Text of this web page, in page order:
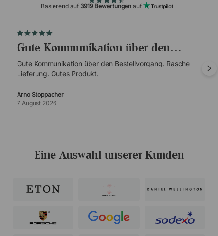
Basierend auf 3919 Bewertungen auf
Gute Kommunikation über den…
Gute Kommunikation über den Bestellvorgang. Rasche
Lieferung. Gutes Produkt.
Arno Stoppacher
7 August 2026
Eine Auswahl unserer Kunden